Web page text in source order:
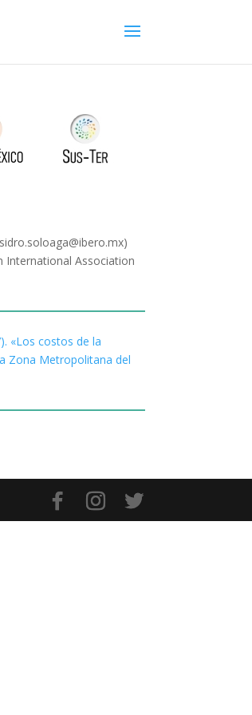
International Association
«Los costos de la
Zona Metropolitana del